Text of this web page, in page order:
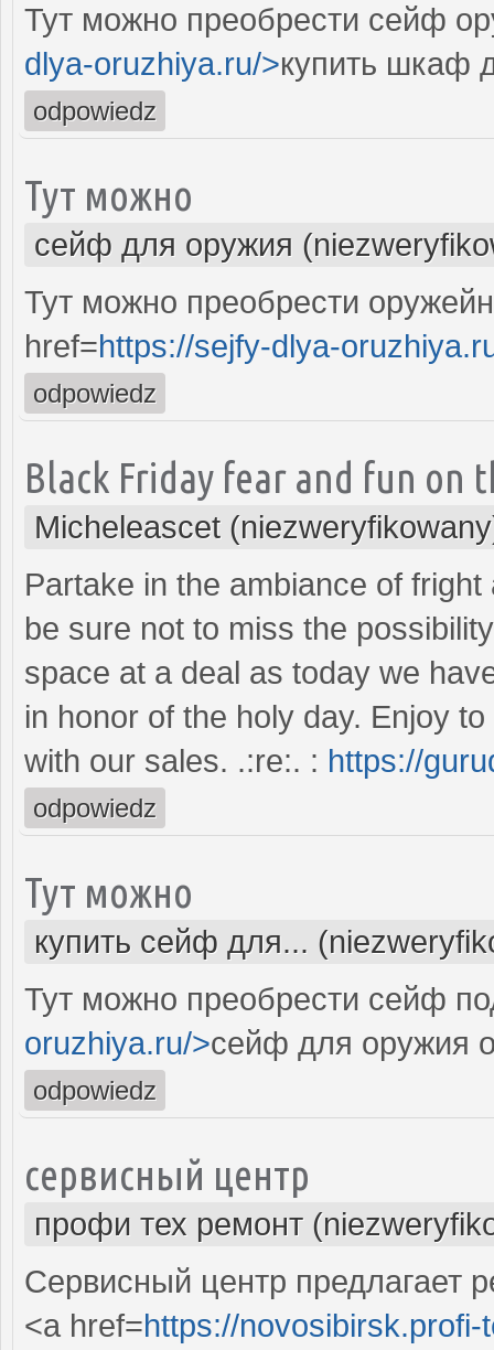
Тут можно преобрести сейф
dlya-oruzhiya.ru/>купить шкаф
odpowiedz
Тут можно
сейф для оружия
Тут можно преобрести
href=https://sejfy-dlya-
odpowiedz
Black Friday fear and fun on
Micheleascet
Partake in the ambiance of
be sure not to miss the
space at a deal as today we
in honor of the holy day. Enjoy
with our sales. .:re:. : https://
odpowiedz
Тут можно
купить сейф для...
Тут можно преобрести сейф
oruzhiya.ru/>сейф для оружия
odpowiedz
сервисный центр
профи тех ремонт
Сервисный центр предлагает
<a href=https://novosibirsk.profi-